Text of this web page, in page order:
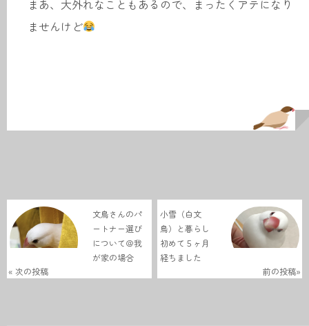
まあ、大外れなこともあるので、まったくアテになり
ませんけど
« 次の投稿
文鳥さんのパ
ートナー選び
について＠我
が家の場合
前の投稿»
小雪（白文
鳥）と暮らし
初めて５ヶ月
経ちました